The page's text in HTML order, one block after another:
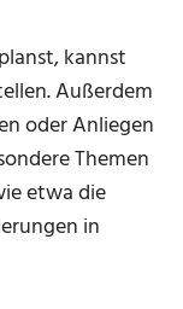
kannst
Außerdem
oder Anliegen
Themen
etwa die
in